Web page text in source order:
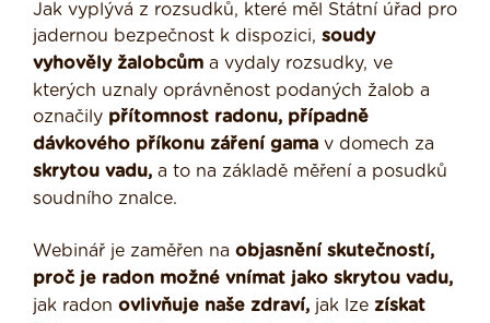
Jak vyplývá z rozsudků, které měl Státní úřad pro
jadernou bezpečnost k dispozici, soudy
vyhověly žalobcům a vydaly rozsudky, ve
kterých uznaly oprávněnost podaných žalob a
označily přítomnost radonu, případně
dávkového příkonu záření gama v domech za
skrytou vadu, a to na základě měření a posudků
soudního znalce.
Webinář je zaměřen na objasnění skutečností,
proč je radon možné vnímat jako skrytou vadu,
jak radon ovlivňuje naše zdraví, jak lze získat